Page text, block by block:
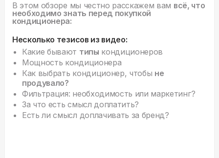
В этом обзоре мы честно расскажем вам всё, что
необходимо знать перед покупкой
кондиционера:
Несколько тезисов из видео:
Какие бывают типы кондиционеров
Мощность кондиционера
Как выбрать кондиционер, чтобы не
продувало?
Фильтрация: необходимость или маркетинг?
За что есть смысл доплатить?
Есть ли смысл доплачивать за бренд?